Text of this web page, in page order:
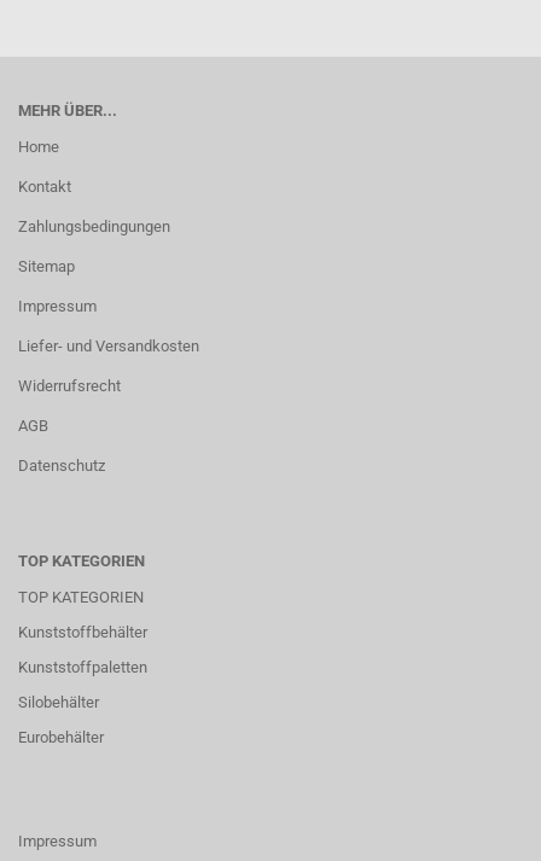
MEHR ÜBER...
Home
Kontakt
Zahlungsbedingungen
Sitemap
Impressum
Liefer- und Versandkosten
Widerrufsrecht
AGB
Datenschutz
TOP KATEGORIEN
TOP KATEGORIEN
Kunststoffbehälter
Kunststoffpaletten
Silobehälter
Eurobehälter
Impressum